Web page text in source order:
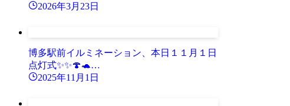
2026年3月23日
博多駅前イルミネーション、本日１１月１日
点灯式✨✨🍄🐢…
2025年11月1日